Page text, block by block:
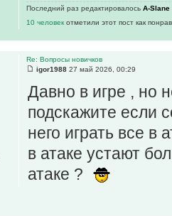
Последний раз редактировалось A-Slane
10 человек отметили этот пост как
Re: Вопросы новичков
igor1988 27 май 2026, 00:29
Давно в игре , но
подскажите если
него играть все в
в атаке устают
атаке ?